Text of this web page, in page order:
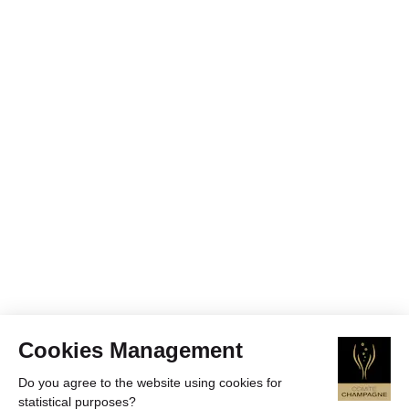
Cookies Management
Do you agree to the website using cookies for
statistical purposes?